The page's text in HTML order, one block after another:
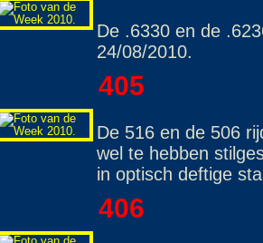
De .6330 en de
24/08/2010.
405
De 516 en de 506
wel te hebben
in optisch deftige
406